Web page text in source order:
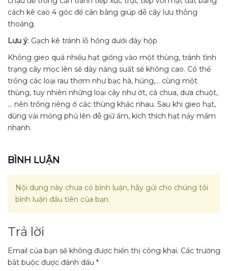
cách kê cao 4 góc để cân bằng giúp dễ cây lưu thông
thoáng.
Lưu ý: Gạch kê tránh lỗ hổng dưới đáy hộp
Không gieo quá nhiều hạt giống vào một thùng, tránh tình
trạng cây mọc lên sẽ dày năng suất sẽ không cao. Có thể
trồng các loại rau thơm như bạc hà, húng,… cùng một
thùng, tuy nhiên những loại cây như ớt, cà chua, dưa chuột,
… nên trồng riêng ở các thùng khác nhau. Sau khi gieo hạt,
dùng vải mỏng phủ lên đễ giữ ấm, kích thích hạt nảy mầm
nhanh.
BÌNH LUẬN
Nội dung này chưa có bình luận, hãy gửi cho chúng tôi
bình luận đầu tiên của bạn.
Trả lời
Email của bạn sẽ không được hiển thị công khai. Các trường
bắt buộc được đánh dấu *